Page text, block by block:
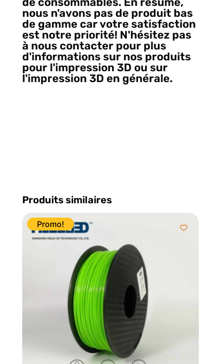
nous n'avons pas de produit bas
de gamme car votre satisfaction
est notre priorité! N'hésitez pas
à nous contacter pour plus
d'informations sur nos produits
pour l'impression 3D ou sur
l'impression 3D en générale.
Produits similaires
Promo!